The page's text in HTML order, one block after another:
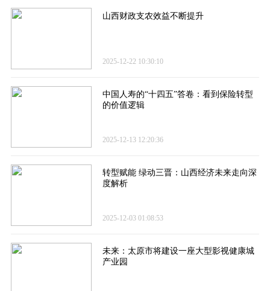
山西财政支农效益不断提升
2025-12-22 10:30:10
中国人寿的“十四五”答卷​：看到保险转型
的价值逻辑
2025-12-13 12:20:36
转型赋能 绿动三晋：山西经济未来走向深
度解析
2025-12-03 01:08:53
未来：太原市将建设一座大型影视健康城
产业园